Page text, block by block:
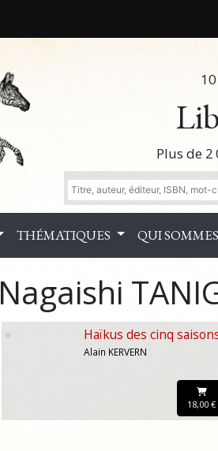
Plus de
THÉMATIQUES QUI
Nagaishi
Haïkus des cinq
Alain KERVERN
18,00 €